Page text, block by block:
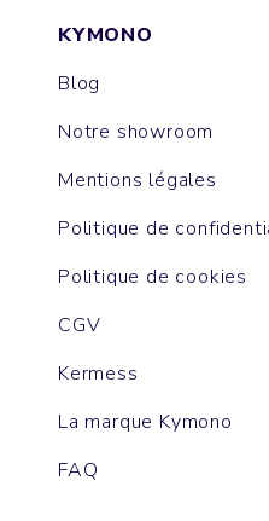
KYMONO
Blog
Notre showroom
Mentions légales
Politique de
Politique de cookies
CGV
Kermess
La marque Kymono
FAQ